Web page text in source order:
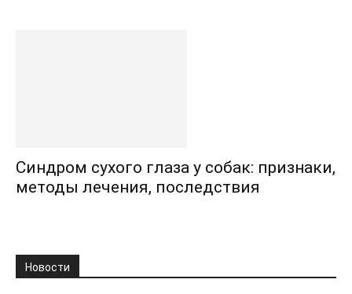
Синдром сухого глаза у собак: признаки,
методы лечения, последствия
Новости